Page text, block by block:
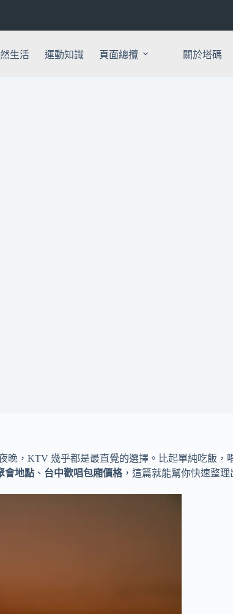
生活 運動知識 頁面總攬 關於塔碼
，KTV 幾乎都是最直覺的選擇。比起單純吃飯
會地點 、 台中歡唱包廂價格，這篇就能幫你快速整理